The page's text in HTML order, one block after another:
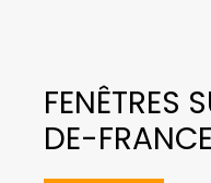
FENÊTRES
DE-FRANCE